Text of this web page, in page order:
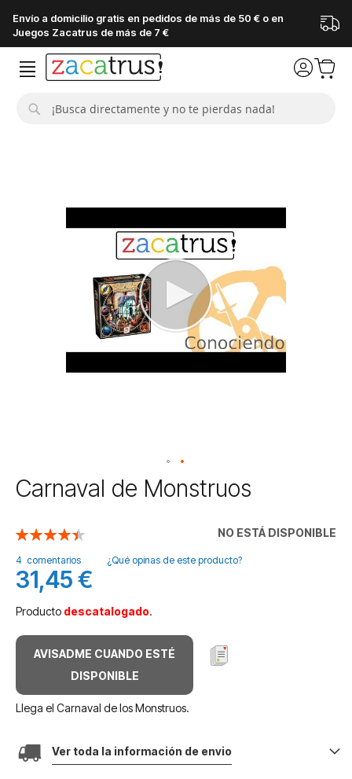
Envío a domicilio gratis en pedidos de más de 50 € o en
Juegos Zacatrus de más de 7 €
Saltar
al
de
la
galería
de
imágenes
Carnaval de Monstruos
NO ESTÁ DISPONIBLE
Valoración:
4 comentarios ¿Qué opinas de este producto?
31,45 €
Producto descatalogado.
AVISADME CUANDO ESTÉ
DISPONIBLE
Llega el Carnaval de los Monstruos.
Ver toda la información de envio